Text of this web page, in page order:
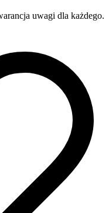
uwagi dla każdego.